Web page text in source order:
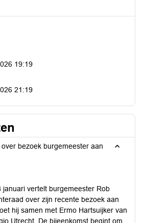
19:19
21:19
bezoek burgemeester aan
januari vertelt burgemeester Rob
over zijn recente bezoek aan
hij samen met Ermo Hartsuijker van
Utrecht. De bijeenkomst begint om